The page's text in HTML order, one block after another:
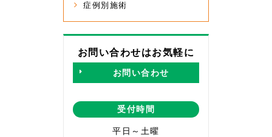
症例別施術
お問い合わせはお気軽に
お問い合わせ
受付時間
平日～土曜